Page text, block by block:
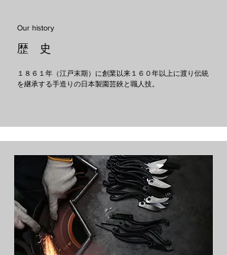
Our history
歴 史
１８６１年（江戸末期）に創業以来１６０年以上に渡り伝統
を継承する手造りの日本製園芸鋏と職人技。